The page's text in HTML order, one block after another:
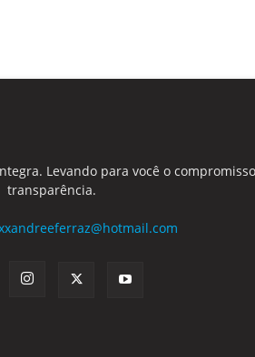
Levando para você o
transparência.